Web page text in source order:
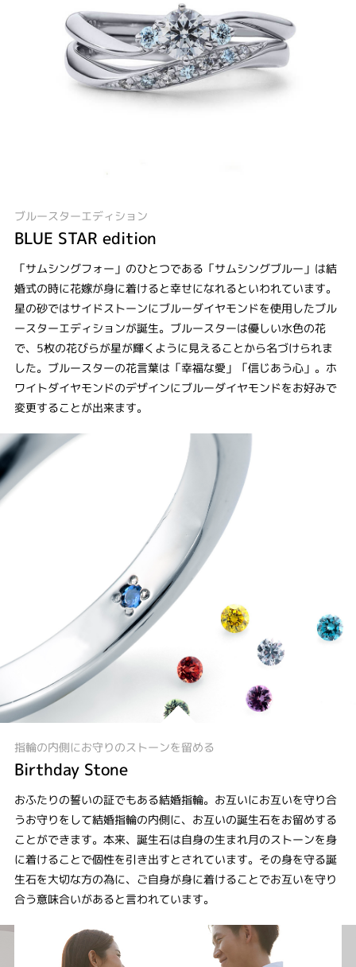
ブルースターエディション
BLUE STAR edition
「サムシングフォー」のひとつである「サムシングブルー」は結
婚式の時に花嫁が身に着けると幸せになれるといわれています。
星の砂ではサイドストーンにブルーダイヤモンドを使用したブル
ースターエディションが誕生。ブルースターは優しい水色の花
で、5枚の花びらが星が輝くように見えることから名づけられま
した。ブルースターの花言葉は「幸福な愛」「信じあう心」。ホ
ワイトダイヤモンドのデザインにブルーダイヤモンドをお好みで
変更することが出来ます。
指輪の内側にお守りのストーンを留める
Birthday Stone
おふたりの誓いの証でもある結婚指輪。お互いにお互いを守り合
うお守りをして結婚指輪の内側に、お互いの誕生石をお留めする
ことができます。本来、誕生石は自身の生まれ月のストーンを身
に着けることで個性を引き出すとされています。その身を守る誕
生石を大切な方の為に、ご自身が身に着けることでお互いを守り
合う意味合いがあると言われています。